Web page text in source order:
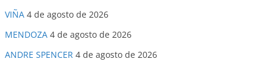
VIÑA 4 de agosto de 2026
MENDOZA 4 de agosto de 2026
ANDRE SPENCER 4 de agosto de 2026